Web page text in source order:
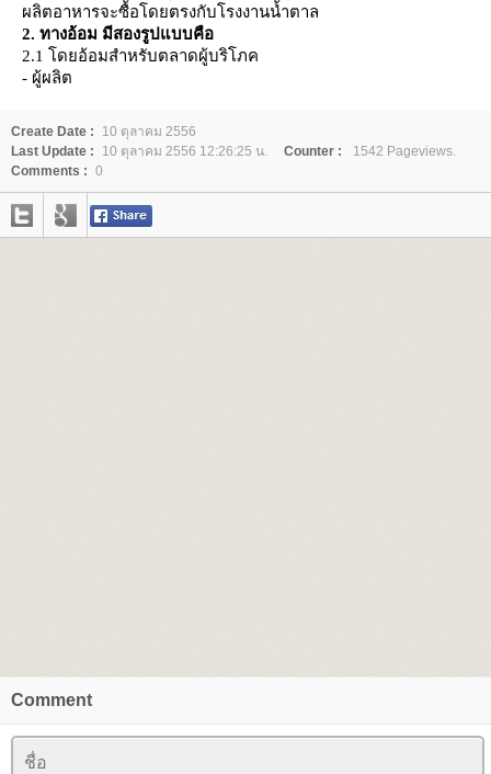
ผลิตอาหารจะซื้อโดยตรงกับโรงงานน้ำตาล
2. ทางอ้อม มีสองรูปแบบคือ
2.1 โดยอ้อมสำหรับตลาดผู้บริโภค
- ผู้ผลิต
Create Date :
10 ตุลาคม 2556
Last Update :
10 ตุลาคม 2556 12:26:25 น. Counter :
1542 Pageviews.
Comments : 0
Comment